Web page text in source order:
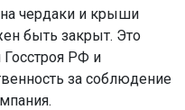
чердаки и крыши
быть закрыт. Это
Госстроя РФ и
за соблюдение